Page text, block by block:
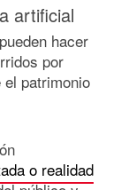
artificial
hacer
por
patrimonio
o realidad